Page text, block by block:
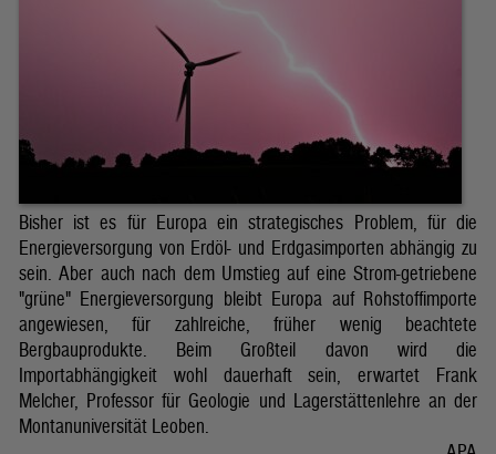
Bisher ist es für Europa ein strategisches Problem, für die
Energieversorgung von Erdöl- und Erdgasimporten abhängig zu
sein. Aber auch nach dem Umstieg auf eine Strom-getriebene
"grüne" Energieversorgung bleibt Europa auf Rohstoffimporte
angewiesen, für zahlreiche, früher wenig beachtete
Bergbauprodukte. Beim Großteil davon wird die
Importabhängigkeit wohl dauerhaft sein, erwartet Frank
Melcher, Professor für Geologie und Lagerstättenlehre an der
Montanuniversität Leoben.